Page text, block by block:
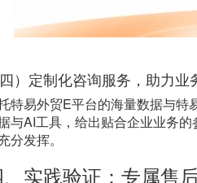
四）定制化咨询服务，助力业
特易外贸E平台的海量数据与特
与AI工具，给出贴合企业业务
分发挥。
、实践验证：专属售